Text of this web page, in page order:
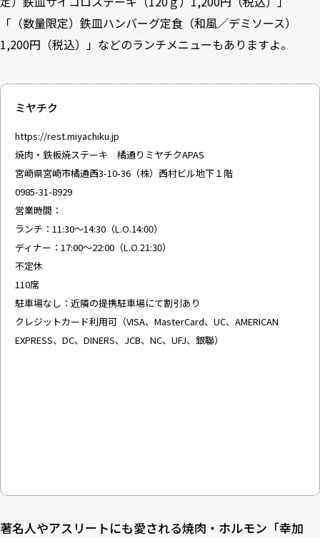
「（数量限定）鉄皿ハンバーグ定食（和風／デミソース）
1,200円（税込）」などのランチメニューもありますよ。
ミヤチク
https://rest.miyachiku.jp
焼肉・鉄板焼ステーキ 橘通りミヤチクAPAS
宮崎県宮崎市橘通西3-10-36（株）西村ビル地下１階
0985-31-8929
営業時間：
ランチ：11:30～14:30（L.O.14:00）
ディナー：17:00～22:00（L.O.21:30）
不定休
110席
駐車場なし：近隣の提携駐車場にて割引あり
クレジットカード利用可（VISA、MasterCard、UC、AMERICAN
EXPRESS、DC、DINERS、JCB、NC、UFJ、銀聯）
著名人やアスリートにも愛される焼肉・ホルモン「幸加